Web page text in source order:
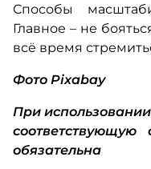
Способы
Главное – не
всё время
Фото Pixabay
При
соответствующую
обязательна